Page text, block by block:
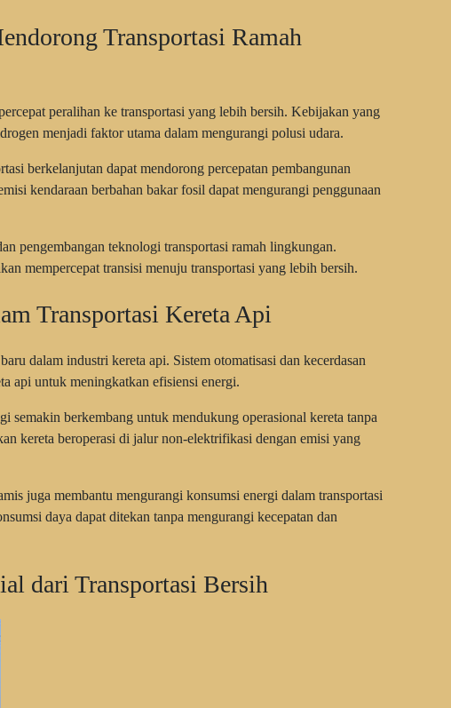
Transportasi Ramah
peralihan ke transportasi yang lebih bersih. Kebijakan yang
menjadi faktor utama dalam mengurangi polusi udara.
berkelanjutan dapat mendorong percepatan pembangunan
kendaraan berbahan bakar fosil dapat mengurangi penggunaan
pengembangan teknologi transportasi ramah lingkungan.
mempercepat transisi menuju transportasi yang lebih bersih.
Transportasi Kereta Api
dalam industri kereta api. Sistem otomatisasi dan kecerdasan
api untuk meningkatkan efisiensi energi.
semakin berkembang untuk mendukung operasional kereta tanpa
kereta beroperasi di jalur non-elektrifikasi dengan emisi yang
juga membantu mengurangi konsumsi energi dalam transportasi
daya dapat ditekan tanpa mengurangi kecepatan dan
dari Transportasi Bersih